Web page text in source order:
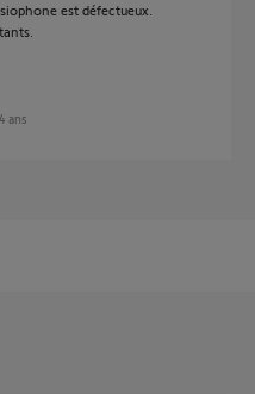
est défectueux.
ans